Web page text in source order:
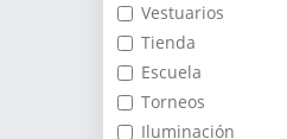
Vestuarios
Tienda
Escuela
Torneos
Iluminación